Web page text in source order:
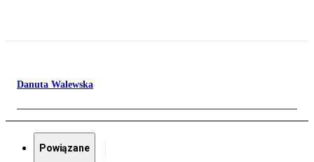
Danuta Walewska
Powiązane